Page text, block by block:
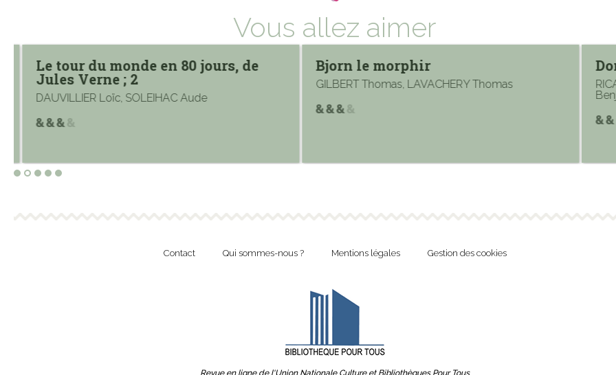
Vous allez aimer
Le tour du monde en 80 jours, de
Jules Verne ; 2
DAUVILLIER Loïc, SOLEIHAC Aude
Bjorn le morphir
GILBERT Thomas, LAVACHERY Thomas
Contact Qui sommes-nous ? Mentions légales Gestion des cookies
Revue en ligne de l'Union Nationale Culture et Bibliothèques Pour Tous